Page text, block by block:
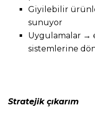
Giyilebilir
sunuyor
Uygulamalar →
sistemlerine
Stratejik çıkarım